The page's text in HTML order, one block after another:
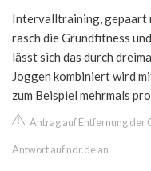
Intervalltraining, gepaart
rasch die Grundfitness
lässt sich das durch
Joggen kombiniert wird
zum Beispiel mehrmals
Antrag auf Entfernung der
Antwort auf ndr.de an